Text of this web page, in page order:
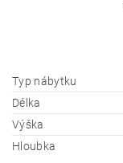
Typ nábytku
Délka
Výška
Hloubka